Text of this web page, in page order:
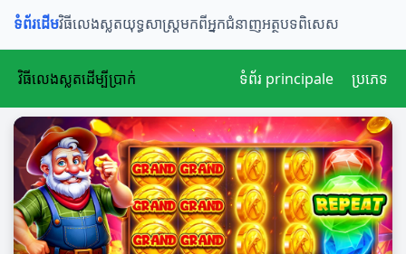
ទំព័រដើមវិធីលេងស្លតយុទ្ធសាស្ត្រមកពីអ្នកជំនាញអត្ថបទពិសេស
វិធីលេងស្លតដើម្បីប្រាក់ ទំព័រ principale ប្រភេទ